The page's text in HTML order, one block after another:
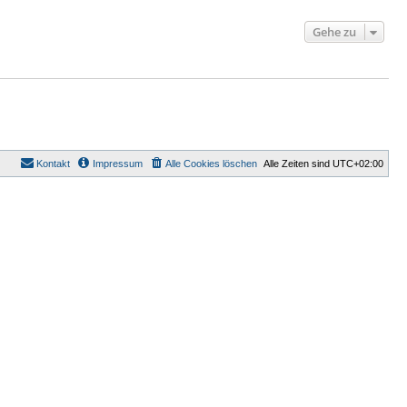
Gehe zu
Alle Zeiten sind UTC+02:00
Alle Cookies löschen
Impressum
Kontakt